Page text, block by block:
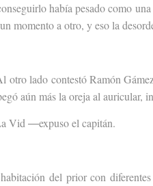
había pesado como
momento a otro, y eso la
otro lado contestó Ramón
aún más la oreja al auricular,
Vid ―expuso el capitán.
del prior con